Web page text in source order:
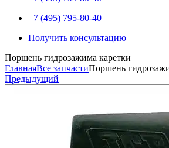
+7 (495) 795-80-40
Получить консультацию
Поршень гидрозажима каретки
ГлавнаяВсе запчастиПоршень
Предыдущий